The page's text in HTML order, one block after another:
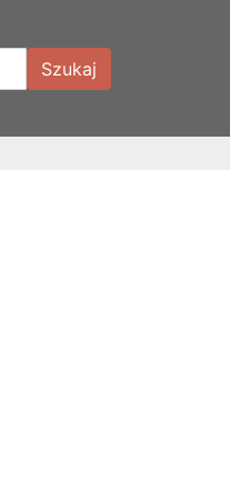
Szukaj